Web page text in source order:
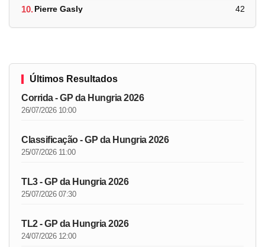
10.Pierre Gasly 42
Últimos Resultados
Corrida - GP da Hungria 2026
26/07/2026 10:00
Classificação - GP da Hungria 2026
25/07/2026 11:00
TL3 - GP da Hungria 2026
25/07/2026 07:30
TL2 - GP da Hungria 2026
24/07/2026 12:00